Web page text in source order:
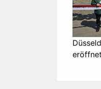
eröffnet